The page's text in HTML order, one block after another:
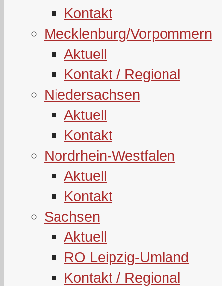
Kontakt
Mecklenburg/Vorpommern
Aktuell
Kontakt / Regional
Niedersachsen
Aktuell
Kontakt
Nordrhein-Westfalen
Aktuell
Kontakt
Sachsen
Aktuell
RO Leipzig-Umland
Kontakt / Regional